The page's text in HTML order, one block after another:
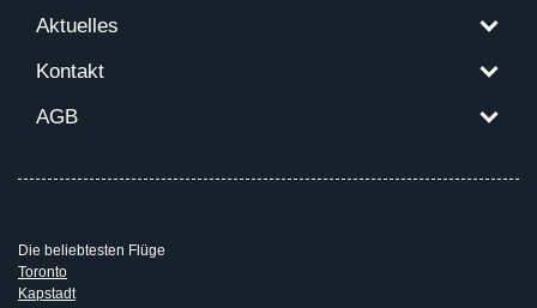
Aktuelles
Kontakt
AGB
Die beliebtesten Flüge
Toronto
Kapstadt